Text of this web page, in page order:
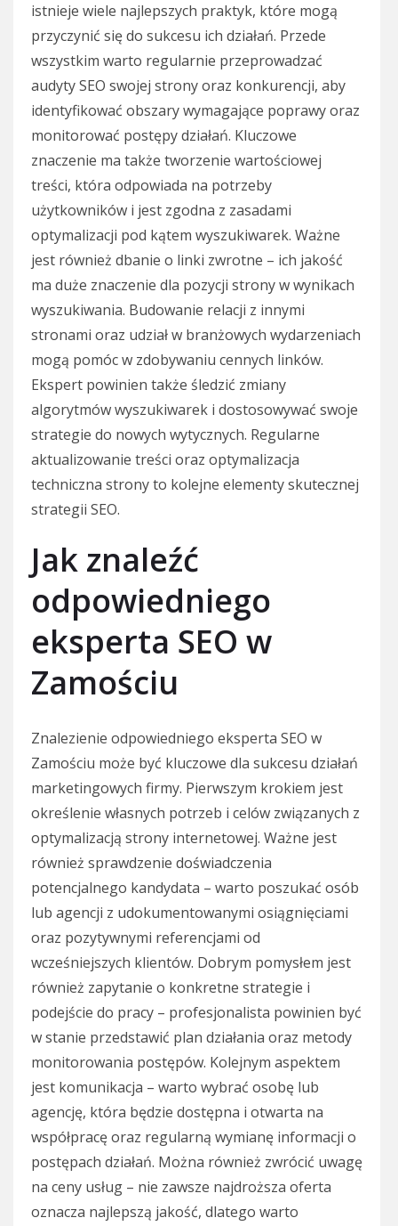
istnieje wiele najlepszych praktyk, które mogą
przyczynić się do sukcesu ich działań. Przede
wszystkim warto regularnie przeprowadzać
audyty SEO swojej strony oraz konkurencji, aby
identyfikować obszary wymagające poprawy oraz
monitorować postępy działań. Kluczowe
znaczenie ma także tworzenie wartościowej
treści, która odpowiada na potrzeby
użytkowników i jest zgodna z zasadami
optymalizacji pod kątem wyszukiwarek. Ważne
jest również dbanie o linki zwrotne – ich jakość
ma duże znaczenie dla pozycji strony w wynikach
wyszukiwania. Budowanie relacji z innymi
stronami oraz udział w branżowych wydarzeniach
mogą pomóc w zdobywaniu cennych linków.
Ekspert powinien także śledzić zmiany
algorytmów wyszukiwarek i dostosowywać swoje
strategie do nowych wytycznych. Regularne
aktualizowanie treści oraz optymalizacja
techniczna strony to kolejne elementy skutecznej
strategii SEO.
Jak znaleźć
odpowiedniego
eksperta SEO w
Zamościu
Znalezienie odpowiedniego eksperta SEO w
Zamościu może być kluczowe dla sukcesu działań
marketingowych firmy. Pierwszym krokiem jest
określenie własnych potrzeb i celów związanych z
optymalizacją strony internetowej. Ważne jest
również sprawdzenie doświadczenia
potencjalnego kandydata – warto poszukać osób
lub agencji z udokumentowanymi osiągnięciami
oraz pozytywnymi referencjami od
wcześniejszych klientów. Dobrym pomysłem jest
również zapytanie o konkretne strategie i
podejście do pracy – profesjonalista powinien być
w stanie przedstawić plan działania oraz metody
monitorowania postępów. Kolejnym aspektem
jest komunikacja – warto wybrać osobę lub
agencję, która będzie dostępna i otwarta na
współpracę oraz regularną wymianę informacji o
postępach działań. Można również zwrócić uwagę
na ceny usług – nie zawsze najdroższa oferta
oznacza najlepszą jakość, dlatego warto